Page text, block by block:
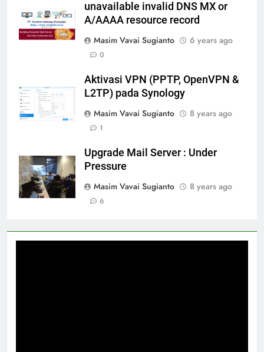
unavailable invalid DNS MX or
A/AAAA resource record
Masim Vavai Sugianto
6 years ago
0
Aktivasi VPN (PPTP, OpenVPN &
L2TP) pada Synology
Masim Vavai Sugianto
8 years ago
1
Upgrade Mail Server : Under
Pressure
Masim Vavai Sugianto
8 years ago
6